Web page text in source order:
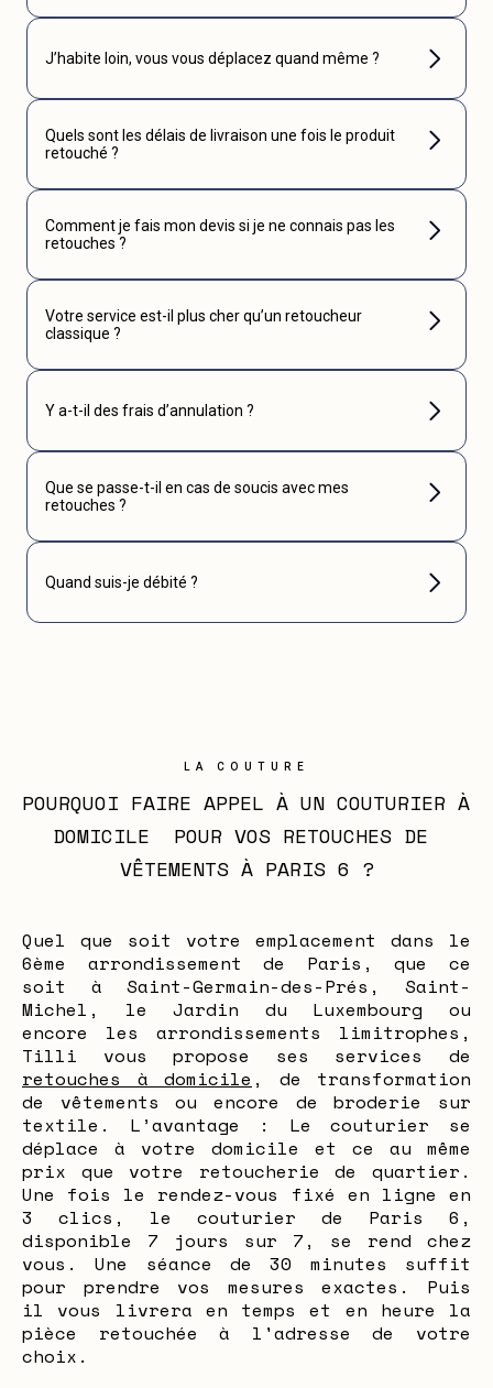
J’habite loin, vous vous déplacez quand même ?
Quels sont les délais de livraison une fois le produit
retouché ?
Comment je fais mon devis si je ne connais pas les
retouches ?
Votre service est-il plus cher qu’un retoucheur
classique ?
Y a-t-il des frais d’annulation ?
Que se passe-t-il en cas de soucis avec mes
retouches ?
Quand suis-je débité ?
LA COUTURE
POURQUOI FAIRE APPEL À UN COUTURIER À
DOMICILE  POUR VOS RETOUCHES DE
VÊTEMENTS À PARIS 6 ?
Quel que soit votre emplacement dans le
6ème arrondissement de Paris, que ce
soit à Saint-Germain-des-Prés, Saint-
Michel, le Jardin du Luxembourg ou
encore les arrondissements limitrophes,
Tilli vous propose ses services de
retouches à domicile , de transformation
de vêtements ou encore de broderie sur
textile. L’avantage : Le couturier se
déplace à votre domicile et ce au même
prix que votre retoucherie de quartier.
Une fois le rendez-vous fixé en ligne en
3 clics, le couturier de Paris 6,
disponible 7 jours sur 7, se rend chez
vous. Une séance de 30 minutes suffit
pour prendre vos mesures exactes. Puis
il vous livrera en temps et en heure la
pièce retouchée à l'adresse de votre
choix.